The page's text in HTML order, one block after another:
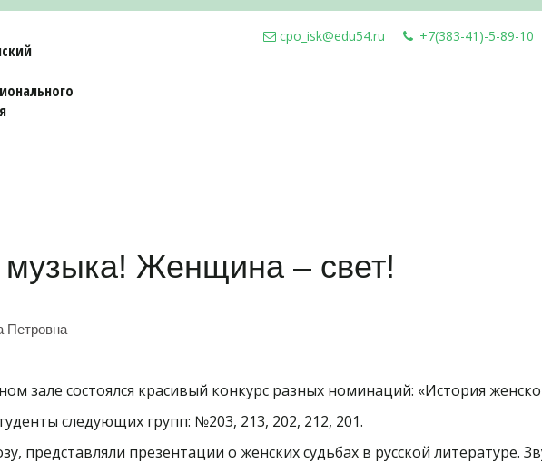
+7(383-41)-5-89-10
cpo_isk@edu54.ru
Женщина – свет!
Петровна
зале состоялся красивый конкурс разных номинаций: «История
следующих групп: №203, 213, 202, 212, 201.
представляли презентации о женских судьбах в русской литературе.